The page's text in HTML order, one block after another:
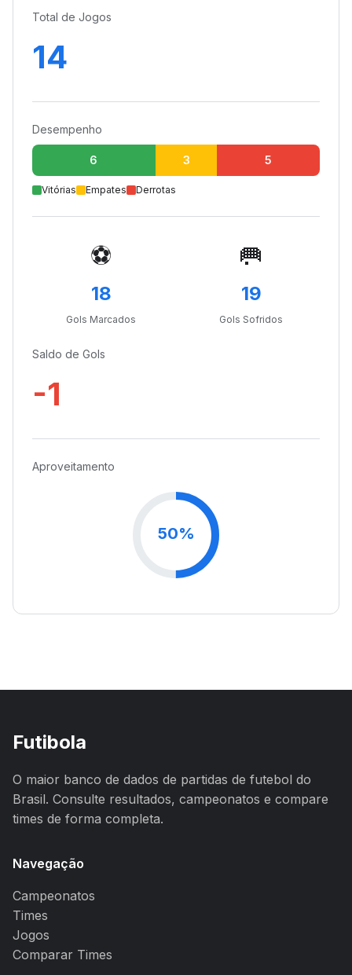
Total de Jogos
14
Desempenho
6 3 5
Vitórias Empates Derrotas
⚽
18
Gols Marcados
🥅
19
Gols Sofridos
Saldo de Gols
-1
Aproveitamento
50%
Futibola
O maior banco de dados de partidas de futebol do
Brasil. Consulte resultados, campeonatos e compare
times de forma completa.
Navegação
Campeonatos
Times
Jogos
Comparar Times